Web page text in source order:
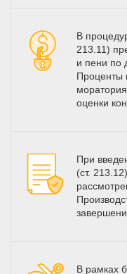
В
213.11)
и пени по
Проценты
оценки
При
(ст.
В рамках